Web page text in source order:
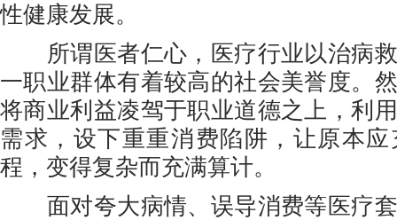
性健康发展。
所谓医者仁心，医疗行业以治病救
一职业群体有着较高的社会美誉度。
将商业利益凌驾于职业道德之上，利
需求，设下重重消费陷阱，让原本
程，变得复杂而充满算计。
面对夸大病情、误导消费等医疗套